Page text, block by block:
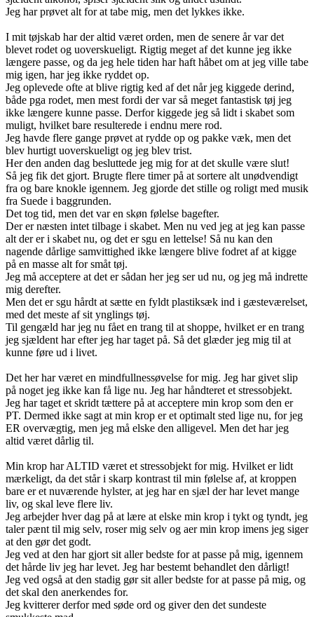
Jeg har prøvet alt for at tabe mig, men det lykkes ikke.
I mit tøjskab har der altid været orden, men de senere år var det
blevet rodet og uoverskueligt. Rigtig meget af det kunne jeg ikke
længere passe, og da jeg hele tiden har haft håbet om at jeg ville tabe
mig igen, har jeg ikke ryddet op.
Jeg oplevede ofte at blive rigtig ked af det når jeg kiggede derind,
både pga rodet, men mest fordi der var så meget fantastisk tøj jeg
ikke længere kunne passe. Derfor kiggede jeg så lidt i skabet som
muligt, hvilket bare resulterede i endnu mere rod.
Jeg havde flere gange prøvet at rydde op og pakke væk, men det
blev hurtigt uoverskueligt og jeg blev trist.
Her den anden dag besluttede jeg mig for at det skulle være slut!
Så jeg fik det gjort. Brugte flere timer på at sortere alt unødvendigt
fra og bare knokle igennem. Jeg gjorde det stille og roligt med musik
fra Suede i baggrunden.
Det tog tid, men det var en skøn følelse bagefter.
Der er næsten intet tilbage i skabet. Men nu ved jeg at jeg kan passe
alt der er i skabet nu, og det er sgu en lettelse! Så nu kan den
nagende dårlige samvittighed ikke længere blive fodret af at kigge
på en masse alt for småt tøj.
Jeg må acceptere at det er sådan her jeg ser ud nu, og jeg må indrette
mig derefter.
Men det er sgu hårdt at sætte en fyldt plastiksæk ind i gæsteværelset,
med det meste af sit ynglings tøj.
Til gengæld har jeg nu fået en trang til at shoppe, hvilket er en trang
jeg sjældent har efter jeg har taget på. Så det glæder jeg mig til at
kunne føre ud i livet.
Det her har været en mindfullnessøvelse for mig. Jeg har givet slip
på noget jeg ikke kan få lige nu. Jeg har håndteret et stressobjekt.
Jeg har taget et skridt tættere på at acceptere min krop som den er
PT. Dermed ikke sagt at min krop er et optimalt sted lige nu, for jeg
ER overvægtig, men jeg må elske den alligevel. Men det har jeg
altid været dårlig til.
Min krop har ALTID været et stressobjekt for mig. Hvilket er lidt
mærkeligt, da det står i skarp kontrast til min følelse af, at kroppen
bare er et nuværende hylster, at jeg har en sjæl der har levet mange
liv, og skal leve flere liv.
Jeg arbejder hver dag på at lære at elske min krop i tykt og tyndt, jeg
taler pænt til mig selv, roser mig selv og aer min krop imens jeg siger
at den gør det godt.
Jeg ved at den har gjort sit aller bedste for at passe på mig, igennem
det hårde liv jeg har levet. Jeg har bestemt behandlet den dårligt!
Jeg ved også at den stadig gør sit aller bedste for at passe på mig, og
det skal den anerkendes for.
Jeg kvitterer derfor med søde ord og giver den det sundeste